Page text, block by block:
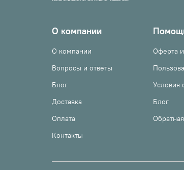
МАГАЗИН ПРОВЕРЕННЫХ СНАСТЕЙ И УЛОВИСТЫХ ПРИМАНОК НХНЧ!
О компании
О компании
Вопросы и ответы
Блог
Доставка
Оплата
Контакты
Оферта
Условия
Блог